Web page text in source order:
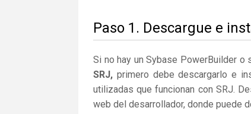
Paso 1. Descargue e
Si no hay un Sybase PowerBuilder
SRJ, primero debe descargarlo e
utilizadas que funcionan con SRJ.
web del desarrollador, donde puede